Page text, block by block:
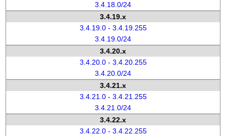
3.4.18.0/24
3.4.19.x
3.4.19.0 - 3.4.19.255
3.4.19.0/24
3.4.20.x
3.4.20.0 - 3.4.20.255
3.4.20.0/24
3.4.21.x
3.4.21.0 - 3.4.21.255
3.4.21.0/24
3.4.22.x
3.4.22.0 - 3.4.22.255